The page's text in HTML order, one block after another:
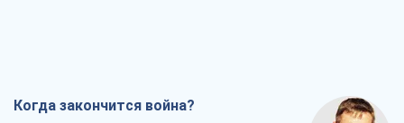
Когда закончится война?